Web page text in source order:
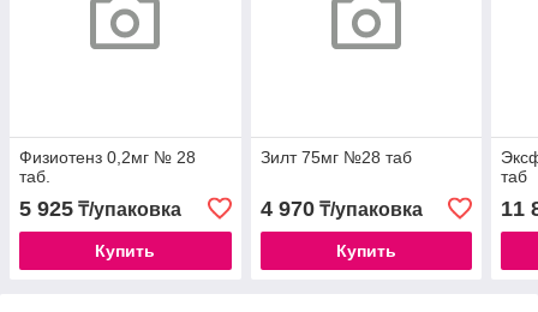
Физиотенз 0,2мг № 28
таб.
5 925 ₸/упаковка
Купить
Зилт 75мг №28 таб
4 970₸/упаковка
Купить
таб
11